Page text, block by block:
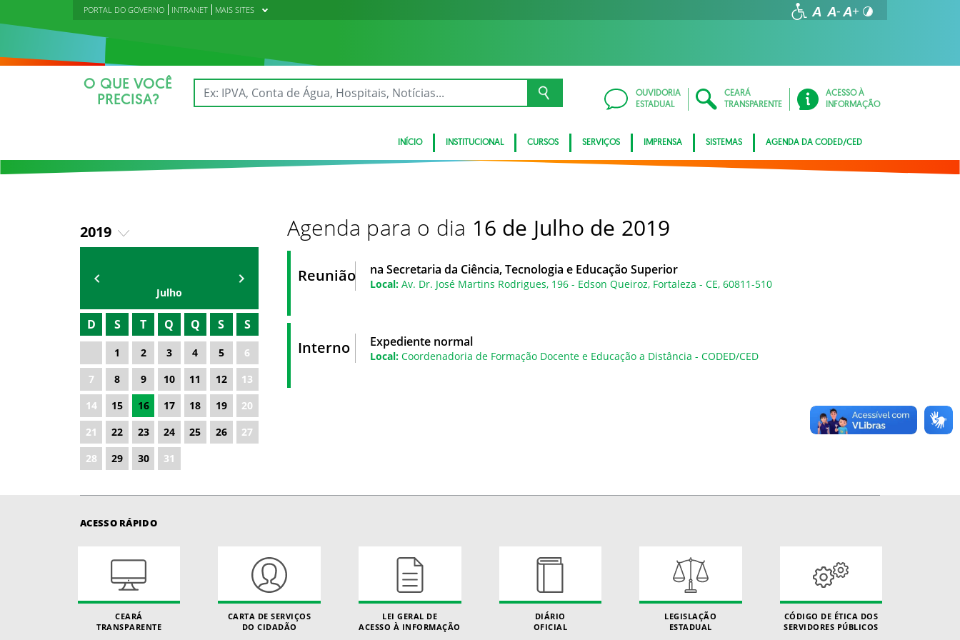
PORTAL DO GOVERNO INTRANET MAIS SITES
O QUE VOCÊ
PRECISA?
OUVIDORIA
ESTADUAL
CEARÁ
TRANSPARENTE
ACESSO À
INFORMAÇÃO
INÍCIO INSTITUCIONAL CURSOS SERVIÇOS IMPRENSA SISTEMAS AGENDA DA CODED/CED
2019
2020
2021
2022
2023
2024
2025
2026
Julho
D S T Q Q S S
1 2 3 4 5
6
7
8 9 10 11 12
13
14
15 16 17 18 19
20
21
22 23 24 25 26
27
28
29 30 31
Agenda para o dia 16 de Julho de 2019
Reunião na Secretaria da Ciência, Tecnologia e Educação Superior
Local: Av. Dr. José Martins Rodrigues, 196 - Edson Queiroz, Fortaleza - CE, 60811-510
Interno Expediente normal
Local: Coordenadoria de Formação Docente e Educação a Distância - CODED/CED
ACESSO RÁPIDO
CEARÁ
TRANSPARENTE
CARTA DE SERVIÇOS
DO CIDADÃO
LEI GERAL DE
ACESSO À INFORMAÇÃO
DIÁRIO
OFICIAL
LEGISLAÇÃO
ESTADUAL
CÓDIGO DE ÉTICA DOS
SERVIDORES PÚBLICOS